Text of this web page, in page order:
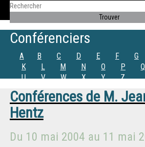
Conférenciers
A B C D E F G
K
L M N O P Q
U
V W X Y Z
Conférences de M.
Hentz
Du 10 mai 2004 au 11 mai